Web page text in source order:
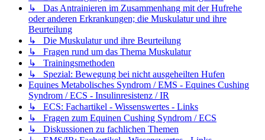
↳ Das Antrainieren im Zusammenhang mit der Hufrehe
oder anderen Erkrankungen; die Muskulatur und ihre
Beurteilung
↳ Die Muskulatur und ihre Beurteilung
↳ Fragen rund um das Thema Muskulatur
↳ Trainingsmethoden
↳ Spezial: Bewegung bei nicht ausgeheilten Hufen
Equines Metabolisches Syndrom / EMS - Equines Cushing
Syndrom / ECS - Insulinresistenz / IR
↳ ECS: Fachartikel - Wissenswertes - Links
↳ Fragen zum Equinen Cushing Syndrom / ECS
↳ Diskussionen zu fachlichen Themen